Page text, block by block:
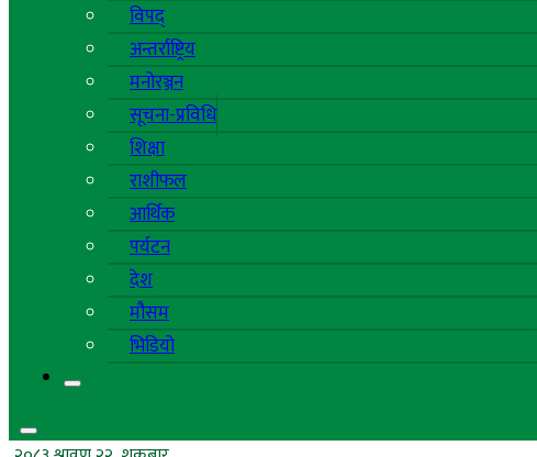
विपद्
अन्तर्राष्ट्रिय
मनोरञ्जन
सूचना-प्रविधि
शिक्षा
राशीफल
आर्थिक
पर्यटन
देश
मौसम
भिडियो